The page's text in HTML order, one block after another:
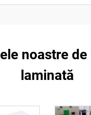
noastre
laminată